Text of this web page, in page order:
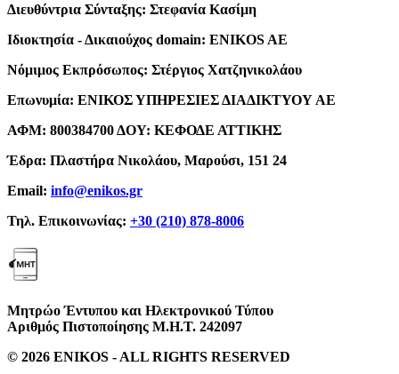
Διευθύντρια Σύνταξης: Στεφανία Κασίμη
Ιδιοκτησία - Δικαιούχος domain: ENIKOS AE
Νόμιμος Εκπρόσωπος: Στέργιος Χατζηνικολάου
Επωνυμία: ΕΝΙΚΟΣ ΥΠΗΡΕΣΙΕΣ ΔΙΑΔΙΚΤΥΟΥ ΑΕ
ΑΦΜ: 800384700ΔΟΥ: ΚΕΦΟΔΕ ΑΤΤΙΚΗΣ
Έδρα: Πλαστήρα Νικολάου, Μαρούσι, 151 24
Email: info@enikos.gr
Τηλ. Επικοινωνίας: +30 (210) 878-8006
Μητρώο Έντυπου και Ηλεκτρονικού Τύπου
Αριθμός Πιστοποίησης Μ.Η.Τ. 242097
© 2026 ENIKOS - ALL RIGHTS RESERVED